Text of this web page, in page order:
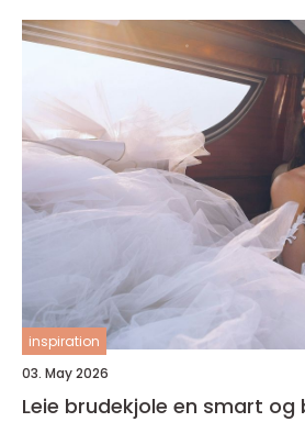
inspiration
03. May 2026
Leie brudekjole en smart og bærekraftig